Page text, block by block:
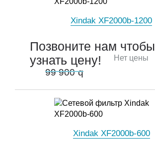
Xindak XF2000b-1200
Позвоните нам чтобы
узнать цену!
99 900 q
Нет цены
Xindak XF2000b-600